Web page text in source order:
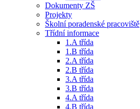
Dokumenty ZŠ
Projekty
Školní poradenské pracoviště
Třídní informace
1.A třída
1.B třída
2.A třída
2.B třída
3.A třída
3.B třída
4.A třída
4.B třída